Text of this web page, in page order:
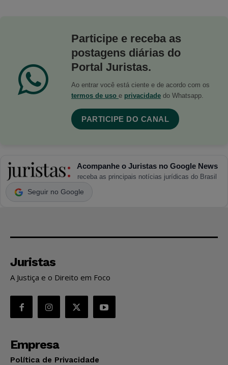
Participe e receba as
postagens diárias do
Portal Juristas.
Ao entrar você está ciente e de acordo com os
termos de uso e privacidade do Whatsapp.
PARTICIPE DO CANAL
Acompanhe o Juristas no Google News
receba as principais notícias jurídicas do Brasil
Seguir no Google
Juristas
A Justiça e o Direito em Foco
Empresa
Política de Privacidade